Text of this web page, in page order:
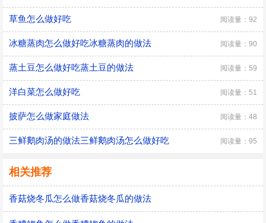
草鱼怎么做好吃 阅读量：92
冰糖蒸肉怎么做好吃冰糖蒸肉的做法 阅读量：90
蒸土豆怎么做好吃蒸土豆的做法 阅读量：59
洋白菜怎么做好吃 阅读量：51
披萨怎么做家庭做法 阅读量：48
三鲜鹅肉汤的做法三鲜鹅肉汤怎么做好吃 阅读量：95
相关推荐
香菇烧冬瓜怎么做香菇烧冬瓜的做法